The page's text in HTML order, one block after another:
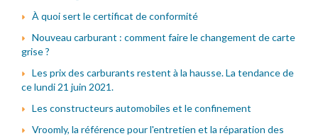
À quoi sert le certificat de conformité
Nouveau carburant : comment faire le changement de carte
grise ?
Les prix des carburants restent à la hausse. La tendance de
ce lundi 21 juin 2021.
Les constructeurs automobiles et le confinement
Vroomly, la référence pour l'entretien et la réparation des